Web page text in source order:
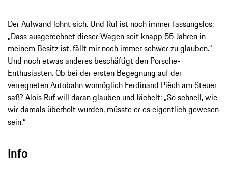
Der Aufwand lohnt sich. Und Ruf ist noch immer fassungslos:
„Dass ausgerechnet dieser Wagen seit knapp 55 Jahren in
meinem Besitz ist, fällt mir noch immer schwer zu glauben.“
Und noch etwas anderes beschäftigt den Porsche-
Enthusiasten. Ob bei der ersten Begegnung auf der
verregneten Autobahn womöglich Ferdinand Piëch am Steuer
saß? Alois Ruf will daran glauben und lächelt: „So schnell, wie
wir damals überholt wurden, müsste er es eigentlich gewesen
sein.“
Info